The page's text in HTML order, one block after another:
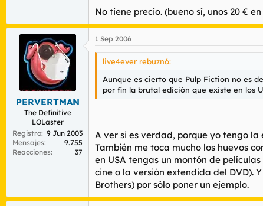
No tiene precio. (bueno sí, unos 20 €
PERVERTMAN
The Definitive
LOLaster
Registro 9 Jun 2003
Mensajes
9.755
Reacciones
37
1 Sep 2006
live4ever rebuznó:
Aunque es cierto que Pulp Fiction no es
por fín la brutal edición que existe en los
A ver si es verdad, porque yo tengo la
También me toca mucho los huevos
en USA tengas un montón de
cine o la versión extendida del DVD).
Brothers) por sólo poner un ejemplo.